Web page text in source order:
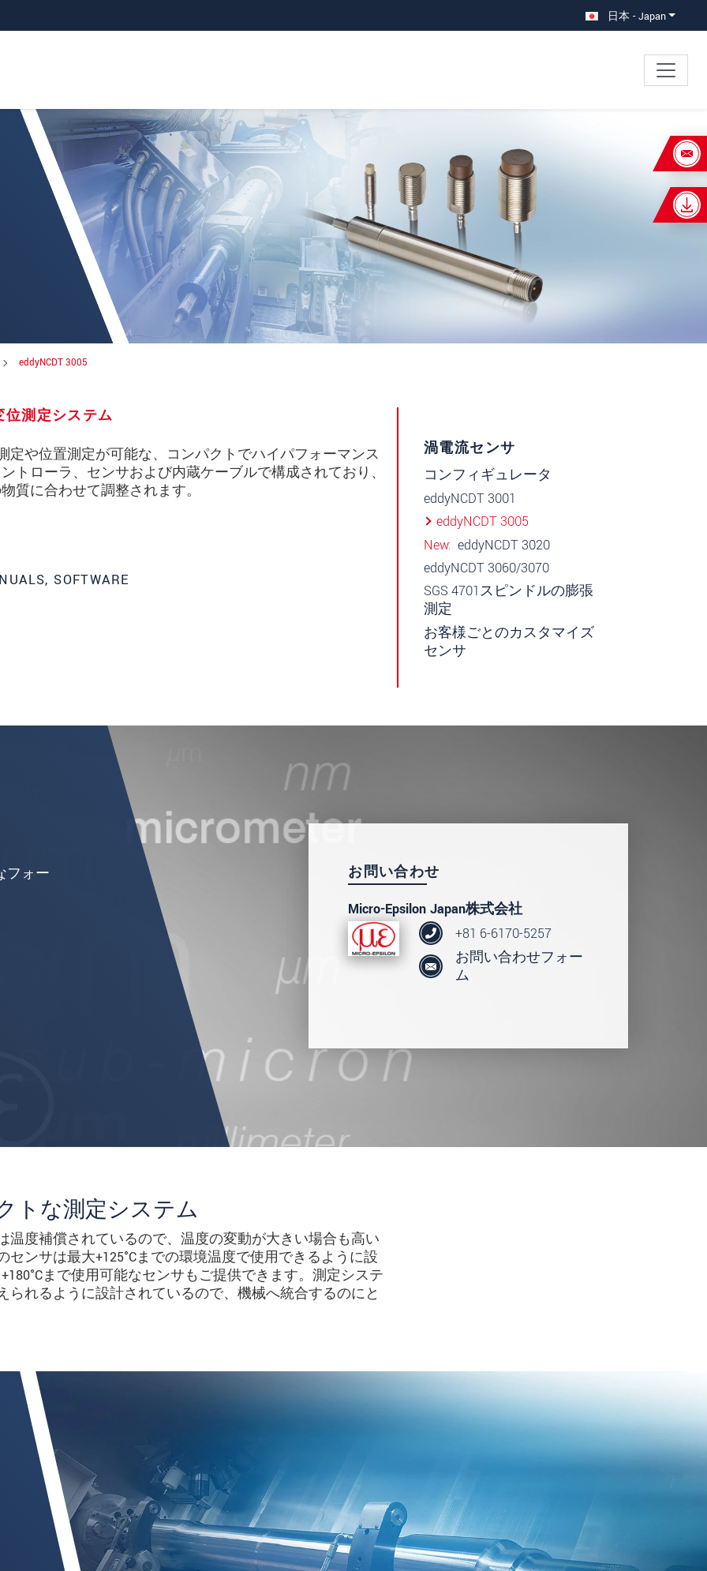
日本 - Japan
eddyNCDT 3005
測定システム
定や位置測定が可能な、コンパクトでハイパフォーマンス
トローラ、センサおよび内蔵ケーブルで構成されており、
質に合わせて調整されます。
SOFTWARE
渦電流センサ
コンフィギュレータ
eddyNCDT 3001
eddyNCDT 3005
New eddyNCDT 3020
eddyNCDT 3060/3070
SGS 4701スピンドルの膨張
測定
お客様ごとのカスタマイズ
センサ
フォー お問い合わせ
Micro-Epsilon Japan株式会社
+81 6-6170-5257
お問い合わせフォー
ム
3005
個人情報に関するプライバシーステートメントをお読みください。
トな測定システム
温度補償されているので、温度の変動が大きい場合も高い
センサは最大+125°Cまでの環境温度で使用できるように設
まで使用可能なセンサもご提供できます。測定システ
られるように設計されているので、機械へ統合するのにと